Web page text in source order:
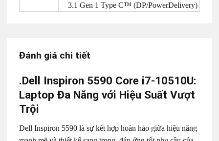
3.1 Gen 1 Type C™ (DP/PowerDelivery)
Đánh giá chi tiết
.Dell Inspiron 5590 Core i7-10510U:
Laptop Đa Năng với Hiệu Suất Vượt
Trội
Dell Inspiron 5590 là sự kết hợp hoàn hảo giữa hiệu năng